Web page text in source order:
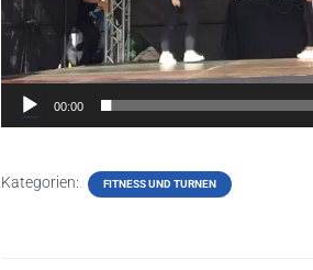
00:00
Kategorien: FITNESS UND TURNEN